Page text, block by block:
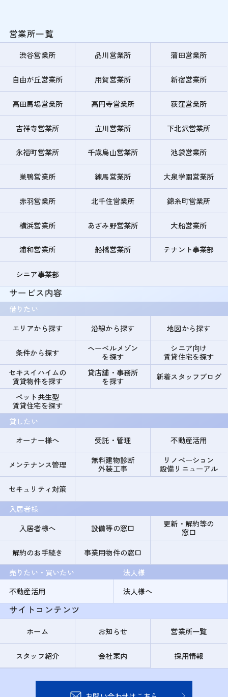
営業所一覧
渋谷営業所 品川営業所 蒲田営業所
自由が丘営業所 用賀営業所 新宿営業所
高田馬場営業所 高円寺営業所 荻窪営業所
吉祥寺営業所 立川営業所 下北沢営業所
永福町営業所 千歳烏山営業所 池袋営業所
巣鴨営業所 練馬営業所 大泉学園営業所
赤羽営業所 北千住営業所 錦糸町営業所
横浜営業所 あざみ野営業所 大船営業所
浦和営業所 船橋営業所 テナント事業部
シニア事業部
サービス内容
借りたい
エリアから探す
沿線から探す 地図から探す
条件から探す
ヘーベルメゾン
を探す
シニア向け
賃貸住宅を探す
セキスイハイムの
賃貸物件を探す
貸店舗・事務所
を探す
新着スタッフブログ
ペット共生型
賃貸住宅を探す
貸したい
オーナー様へ
受託・管理 不動産活用
メンテナンス管理
無料建物診断
外装工事
リノベーション
設備リニューアル
セキュリティ対策
入居者様
入居者様へ
設備等の窓口
更新・解約等の
窓口
解約のお手続き
事業用物件の窓口
売りたい・買いたい
不動産活用
法人様
法人様へ
サイトコンテンツ
ホーム お知らせ 営業所一覧
スタッフ紹介 会社案内 採用情報